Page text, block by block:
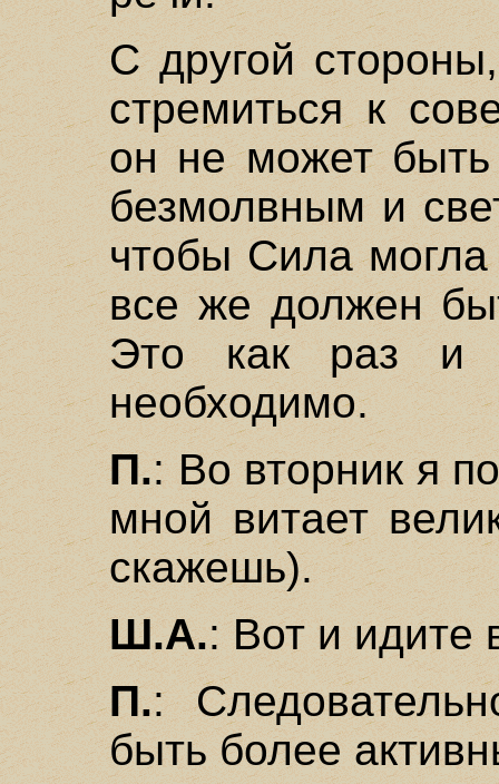
С другой
стремиться к
он не может
безмолвным и
чтобы Сила могла
все же должен
Это как раз и
необходимо.
П.: Во вторник я
мной витает
скажешь).
Ш.А.: Вот и идите
П.:
быть более